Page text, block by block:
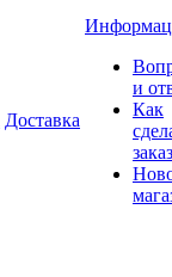
Доставка
и
Как
заказ